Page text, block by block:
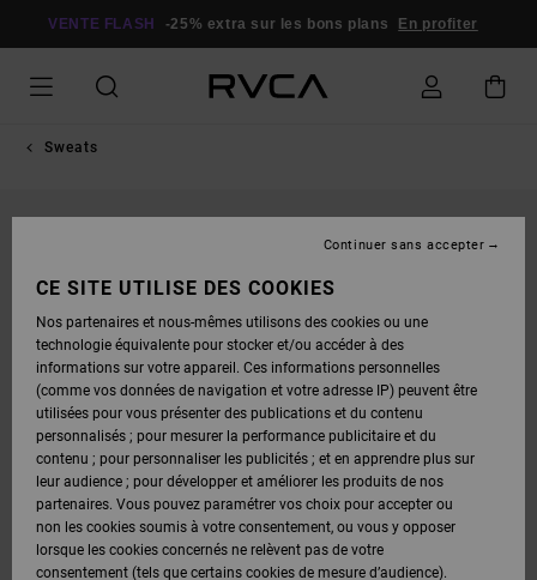
VENTE FLASH -25% extra sur les bons plans En profiter
Sweats
CE SITE UTILISE DES COOKIES
Nos partenaires et nous-mêmes utilisons des cookies ou une
technologie équivalente pour stocker et/ou accéder à des
informations sur votre appareil. Ces informations personnelles
(comme vos données de navigation et votre adresse IP) peuvent être
utilisées pour vous présenter des publications et du contenu
personnalisés ; pour mesurer la performance publicitaire et du
contenu ; pour personnaliser les publicités ; et en apprendre plus sur
leur audience ; pour développer et améliorer les produits de nos
partenaires. Vous pouvez paramétrer vos choix pour accepter ou
non les cookies soumis à votre consentement, ou vous y opposer
lorsque les cookies concernés ne relèvent pas de votre
consentement (tels que certains cookies de mesure d’audience).
Continuer sans accepter